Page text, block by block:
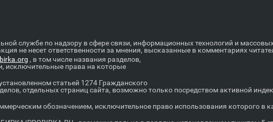
службе по надзору в сфере связи, информационных технологий и
не несет ответственности за мнения, высказанные в комментариях
, в том числе названия разделов,
исключительные права на которые
статьей 1274 Гражданского
отдельных страниц сайта, возможно только посредством активной
обозначением, исключительное право использования которого в